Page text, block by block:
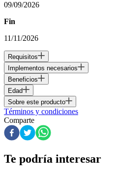
09/09/2026
Fin
11/11/2026
Requisitos
Implementos necesarios
Beneficios
Edad
Sobre este producto
Términos y condiciones
Comparte
Te podría interesar